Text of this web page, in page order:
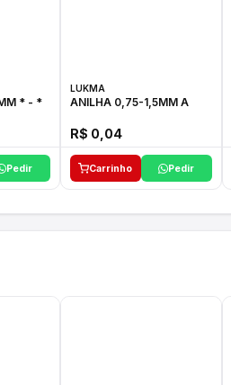
* - *
Pedir
LUKMA
ANILHA 0,75-1,5MM A
R$ 0,04
Carrinho Pedir